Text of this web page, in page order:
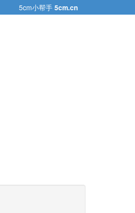
5cm小帮手 5cm.cn